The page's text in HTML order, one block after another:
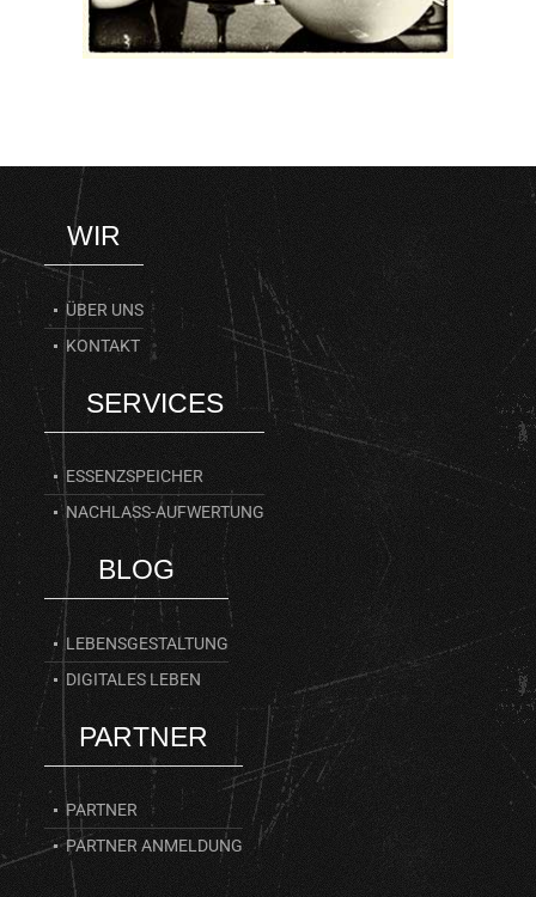
WIR
ÜBER UNS
KONTAKT
SERVICES
ESSENZSPEICHER
NACHLASS-AUFWERTUNG
BLOG
LEBENSGESTALTUNG
DIGITALES LEBEN
PARTNER
PARTNER
PARTNER ANMELDUNG